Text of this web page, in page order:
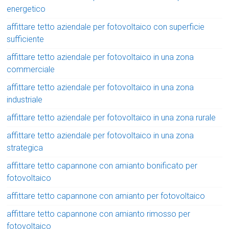
energetico
affittare tetto aziendale per fotovoltaico con superficie
sufficiente
affittare tetto aziendale per fotovoltaico in una zona
commerciale
affittare tetto aziendale per fotovoltaico in una zona
industriale
affittare tetto aziendale per fotovoltaico in una zona rurale
affittare tetto aziendale per fotovoltaico in una zona
strategica
affittare tetto capannone con amianto bonificato per
fotovoltaico
affittare tetto capannone con amianto per fotovoltaico
affittare tetto capannone con amianto rimosso per
fotovoltaico